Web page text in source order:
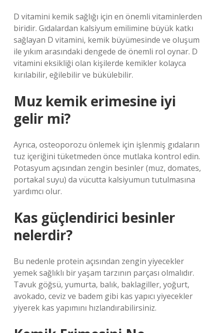
D vitamini kemik sağlığı için en önemli vitaminlerden
biridir. Gıdalardan kalsiyum emilimine büyük katkı
sağlayan D vitamini, kemik büyümesinde ve oluşum
ile yıkım arasındaki dengede de önemli rol oynar. D
vitamini eksikliği olan kişilerde kemikler kolayca
kırılabilir, eğilebilir ve bükülebilir.
Muz kemik erimesine iyi
gelir mi?
Ayrıca, osteoporozu önlemek için işlenmiş gıdaların
tuz içeriğini tüketmeden önce mutlaka kontrol edin.
Potasyum açısından zengin besinler (muz, domates,
portakal suyu) da vücutta kalsiyumun tutulmasına
yardımcı olur.
Kas güçlendirici besinler
nelerdir?
Bu nedenle protein açısından zengin yiyecekler
yemek sağlıklı bir yaşam tarzının parçası olmalıdır.
Tavuk göğsü, yumurta, balık, baklagiller, yoğurt,
avokado, ceviz ve badem gibi kas yapıcı yiyecekler
yiyerek kas yapımını hızlandırabilirsiniz.